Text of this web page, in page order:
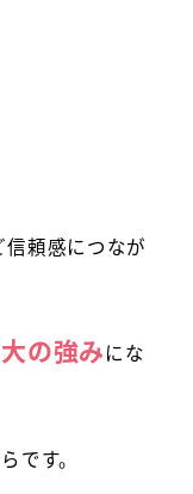
信頼感につなが
の強み にな
です。